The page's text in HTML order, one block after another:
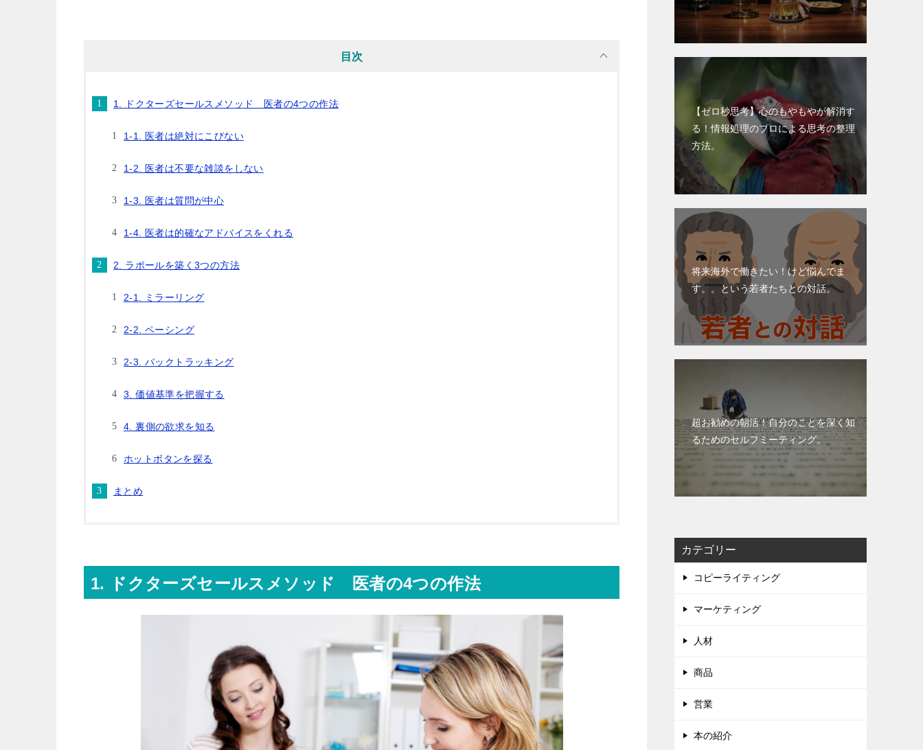
目次
1. ドクターズセールスメソッド 医者の4つの作法
1-1. 医者は絶対にこびない
1-2. 医者は不要な雑談をしない
1-3. 医者は質問が中心
1-4. 医者は的確なアドバイスをくれる
2. ラポールを築く3つの方法
2-1. ミラーリング
2-2. ペーシング
2-3. バックトラッキング
3. 価値基準を把握する
4. 裏側の欲求を知る
ホットボタンを探る
まとめ
1. ドクターズセールスメソッド 医者の4つの作法
【ゼロ秒思考】心のもやもやが解消す
る！情報処理のプロによる思考の整理
方法。
将来海外で働きたい！けど悩んでま
す。。という若者たちとの対話。
超お勧めの朝活！自分のことを深く知
るためのセルフミーティング。
カテゴリー
コピーライティング
マーケティング
人材
商品
営業
本の紹介